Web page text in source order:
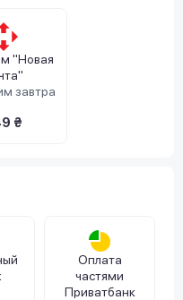
"Новая
завтра
₴
Оплата
частями
Приватбанк